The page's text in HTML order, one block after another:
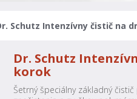
Schutz Intenzívny čistič na
Dr. Schutz
korok
Šetrný špeciálny základný